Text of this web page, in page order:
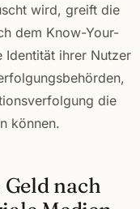
wird, greift die
dem Know-Your-
Identität ihrer Nutzer
die
können.
nach